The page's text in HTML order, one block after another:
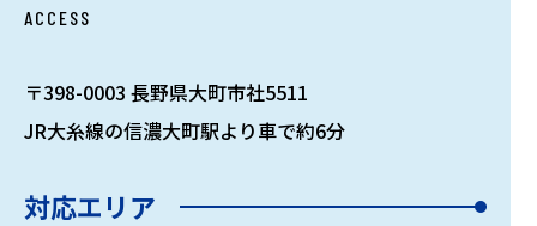
ACCESS
〒398-0003 長野県大町市社5511
JR大糸線の信濃大町駅より車で約6分
対応エリア